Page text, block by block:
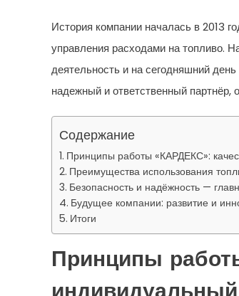
История компании началась в 2013
управления расходами на топливо.
деятельность и на сегодняшний
надежный и ответственный
Содержание
Принципы работы «КАРДЕКС»:
Преимущества использования
Безопасность и надёжность —
Будущее компании: развитие и
Итоги
Принципы